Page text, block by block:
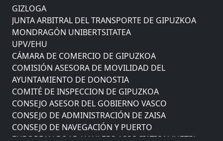
GIZLOGA
JUNTA ARBITRAL DEL TRANSPORTE DE GIPUZKOA
MONDRAGÓN UNIBERTSITATEA
UPV/EHU
CÁMARA DE COMERCIO DE GIPUZKOA
COMISIÓN ASESORA DE MOVILIDAD DEL
AYUNTAMIENTO DE DONOSTIA
COMITÉ DE INSPECCION DE GIPUZKOA
CONSEJO ASESOR DEL GOBIERNO VASCO
CONSEJO DE ADMINISTRACIÓN DE ZAISA
CONSEJO DE NAVEGACIÓN Y PUERTO
EUROPEAN ROAD HAULERS ASSOCIATION (UETR)